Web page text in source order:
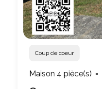
Coup de coeur
Maison 4 pièce(s)